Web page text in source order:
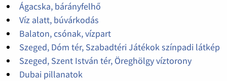
Ágacska, bárányfelhő
Víz alatt, búvárkodás
Balaton, csónak, vízpart
Szeged, Dóm tér, Szabadtéri Játékok színpadi látkép
Szeged, Szent István tér, Öreghölgy víztorony
Dubai pillanatok